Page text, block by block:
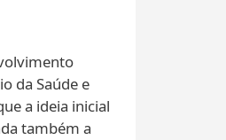
da Saúde e
a ideia inicial
também a